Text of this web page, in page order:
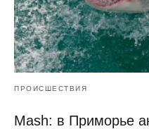
ПРОИСШЕСТВИЯ
Mash: в Приморье